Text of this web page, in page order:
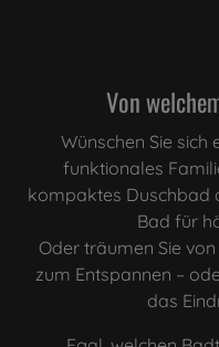
Von
Wünschen Sie sich
funktionales
kompaktes Duschbad
Bad für
Oder träumen Sie
zum Entspannen –
das